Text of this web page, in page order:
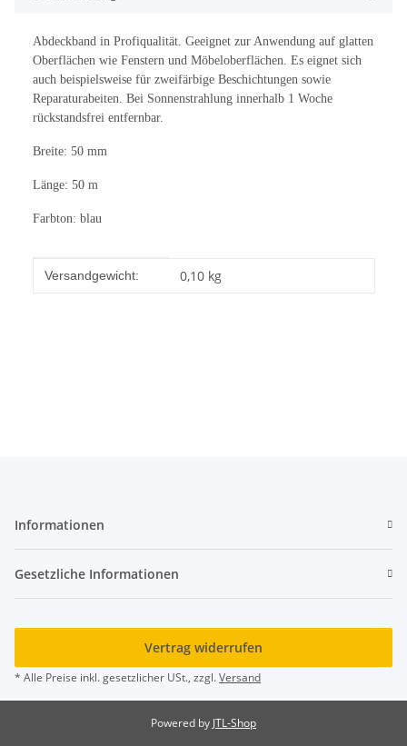
Abdeckband in Profiqualität. Geeignet zur Anwendung auf glatten
Oberflächen wie Fenstern und Möbeloberflächen. Es eignet sich
auch beispielsweise für zweifärbige Beschichtungen sowie
Reparaturabeiten. Bei Sonnenstrahlung innerhalb 1 Woche
rückstandsfrei entfernbar.
Breite: 50 mm
Länge: 50 m
Farbton: blau
Produkteigenschaft
Wert
Versandgewicht: 0,10 kg
Informationen
Gesetzliche Informationen
Vertrag widerrufen
* Alle Preise inkl. gesetzlicher USt., zzgl.Versand
Powered by JTL-Shop